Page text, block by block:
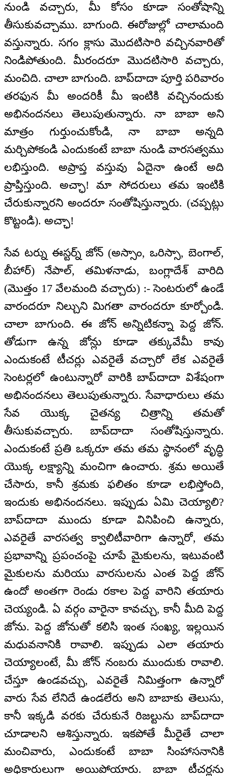
నుండి వచ్చారు, మీ కోసం కూడా సంతోషాన్ని
తీసుకువచ్చాము. బాగుంది. ఈరోజుల్లో చాలామంది
వస్తున్నారు. సగం క్లాసు మొదటిసారి వచ్చినవారితో
నిండిపోతుంది. మీరందరూ మొదటిసారి వచ్చారు,
మంచిది. చాలా బాగుంది. బాప్‌దాదా పూర్తి పరివారం
తరఫున మీ అందరికీ మీ ఇంటికి వచ్చినందుకు
అభినందనలు తెలుపుతున్నారు. నా బాబా అని
మాత్రం గుర్తుంచుకోండి, నా బాబా అన్నది
మర్చిపోకండి ఎందుకంటే బాబా నుండి వారసత్వము
లభిస్తుంది. అప్రాప్త వస్తువు ఏదైనా ఉంటే అది
ప్రాప్తిస్తుంది. అచ్ఛా! మా సోదరులు తమ ఇంటికి
చేరుకున్నారని అందరూ సంతోషిస్తున్నారు. (చప్పట్లు
కొట్టండి). అచ్ఛా!
సేవ టర్ను ఈస్టర్న్ జోన్ (అస్సాం, ఒరిస్సా, బెంగాల్,
బీహార్) నేపాల్, తమిళనాడు, బంగ్లాదేశ్ వారిది
(మొత్తం 17 వేలమంది వచ్చారు) :- సెంటరులో ఉండే
వారందరూ నిల్చుని మిగతా వారందరూ కూర్చోండి.
చాలా బాగుంది. ఈ జోన్ అన్నిటికన్నా పెద్ద జోన్.
తోడుగా ఉన్న జోన్లు కూడా తక్కువేమీ కావు
ఎందుకంటే టీచర్లు ఎవరైతే వచ్చారో లేక ఎవరైతే
సెంటర్లలో ఉంటున్నారో వారికి బాప్‌దాదా విశేషంగా
అభినందనలు తెలుపుతున్నారు. సేవాధారులు తమ
సేవ యొక్క చైతన్య చిత్రాన్ని తమతో
తీసుకువచ్చారు. బాప్‌దాదా సంతోషిస్తున్నారు.
ఎందుకంటే ప్రతి ఒక్కరూ తమ తమ స్థానంలో వృద్ధి
యొక్క లక్ష్యాన్ని మంచిగా ఉంచారు. శ్రమ అయితే
చేసారు, కానీ శ్రమకు ఫలితం కూడా లభిస్తోంది,
ఇందుకు అభినందనలు. ఇప్పుడు ఏమి చెయ్యాలి?
బాప్‌దాదా ముందు కూడా వినిపించి ఉన్నారు,
ఎవరైతే వారసత్వ క్వాలిటీవారిగా ఉన్నారో, తమ
ప్రభావాన్ని ప్రపంచంపై చూపే మైకులను, ఇటువంటి
మైకులను మరియు వారసులను ఎంత పెద్ద జోన్
ఉందో అంతగా రెండు రకాల పెద్ద వారిని తయారు
చెయ్యండి. ఏ వర్గం వారైనా కావచ్చు, కానీ మీది పెద్ద
జోను. పెద్ద జోనుతో కలిసి ఇంత సంఖ్య, ఇల్లయిన
మధువనానికి రావాలి. ఇప్పుడు ఎలా తయారు
చెయ్యాలంటే, మీ జోన్ నంబరు ముందుకు రావాలి.
చేస్తూ ఉండవచ్చు, ఎవరైతే నిమిత్తంగా ఉన్నారో
వారు సేవ లేనిదే ఉండలేరు అని బాబాకు తెలుసు,
కానీ ఇక్కడి వరకు చేరుకునే రిజల్టును బాప్‌దాదా
చూడాలని ఆశిస్తున్నారు. ఇకపోతే మీరైతే చాలా
మంచివారు, ఎందుకంటే బాబా సింహాసనానికి
అధికారులుగా అయిపోయారు. బాబా టీచర్లను